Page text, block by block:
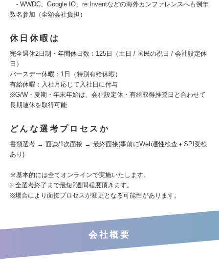
- WWDC、Google IO、re:Inventなどの海外カンファレンスへも例年
数名参加（全額会社負担）
休日休暇は
完全週休2日制・年間休日数：125日（土日 / 国民の祝日 / 会社設定休
日）
バースデー休暇：1日（特別有給休暇）
有給休暇：入社月応じて入社日に付与
※G/W・夏期・年末年始は、会社設定休・有給取得推奨日と合わせて
長期連休を取得可能
どんな選考プロセスか
書類選考 → 面談/1次面接 → 最終面接(事前にWeb適性検査＋SPI受検
あり)
※基本的には全てオンラインで実施いたします。
※全選考終了まで最短2週間程度頂きます。
※場合により面接プロセスが変更となる可能性があります。
会社概要